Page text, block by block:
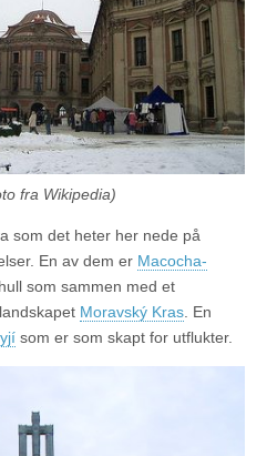
fra Wikipedia)
som det heter her nede på
En av dem er Macocha-
som sammen med et
Moravský Kras . En
som er som skapt for utflukter.